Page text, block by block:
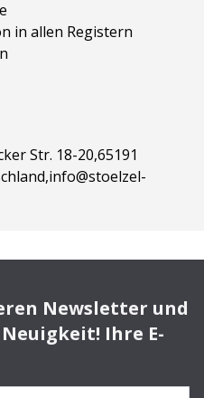
in allen Registern
Str. 18-20,65191
Newsletter und
Ihre E-